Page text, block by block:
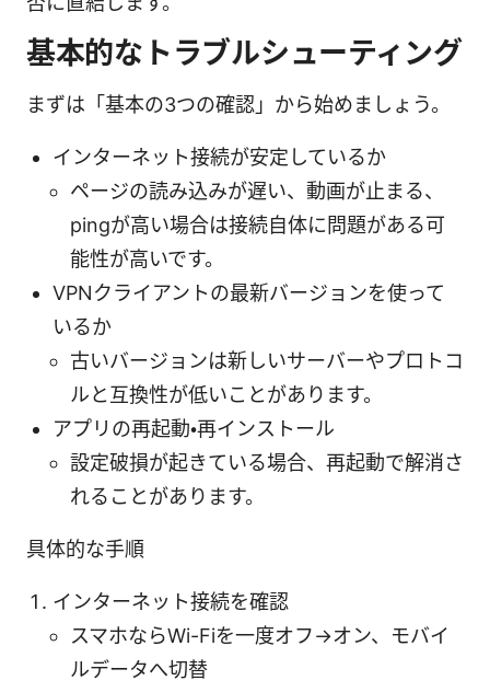
基本的なトラブルシューティング
まずは「基本の3つの確認」から始めましょう。
インターネット接続が安定しているか
ページの読み込みが遅い、動画が止まる、
pingが高い場合は接続自体に問題がある可
能性が高いです。
VPNクライアントの最新バージョンを使って
いるか
古いバージョンは新しいサーバーやプロトコ
ルと互換性が低いことがあります。
アプリの再起動・再インストール
設定破損が起きている場合、再起動で解消さ
れることがあります。
具体的な手順
インターネット接続を確認
スマホならWi-Fiを一度オフ→オン、モバイ
ルデータへ切替